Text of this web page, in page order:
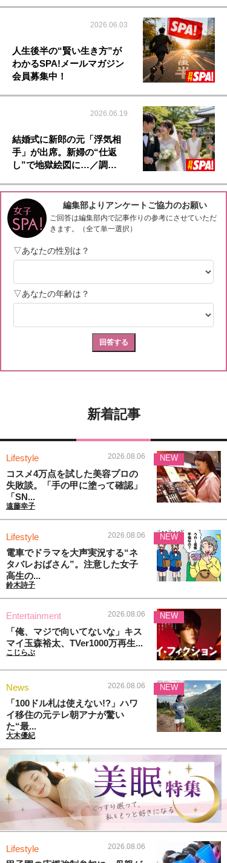
2026.06.03
人生後半の“賢い生き方”が
わかるSPA!メールマガジン
会員募集中！
2026.06.19
結婚式に新郎の元「浮気相
手」が出席。新婦の“仕返
し”で地獄絵図に…／調…
新着記事
Lifestyle 2026.08.06
コスメ4万点を試した美容プロの
失敗談。「手の甲に塗って確認」
「SN...
遠藤幸子
NEW
Lifestyle 2026.08.06
電車でドラマを大声実況する“ネ
タバレおばさん”。注意した女子
高生の...
鈴木詩子
NEW
Entertainment 2026.08.06
「俺、マジで向いてないな」キス
マイ玉森裕太、TVer1000万再生...
こじらぶ
NEW
News 2026.08.06
「100ドル札は使えない!?」ハワ
イ移住の元テレ朝アナが驚い
た“最...
大木優紀
NEW
Lifestyle 2026.08.06